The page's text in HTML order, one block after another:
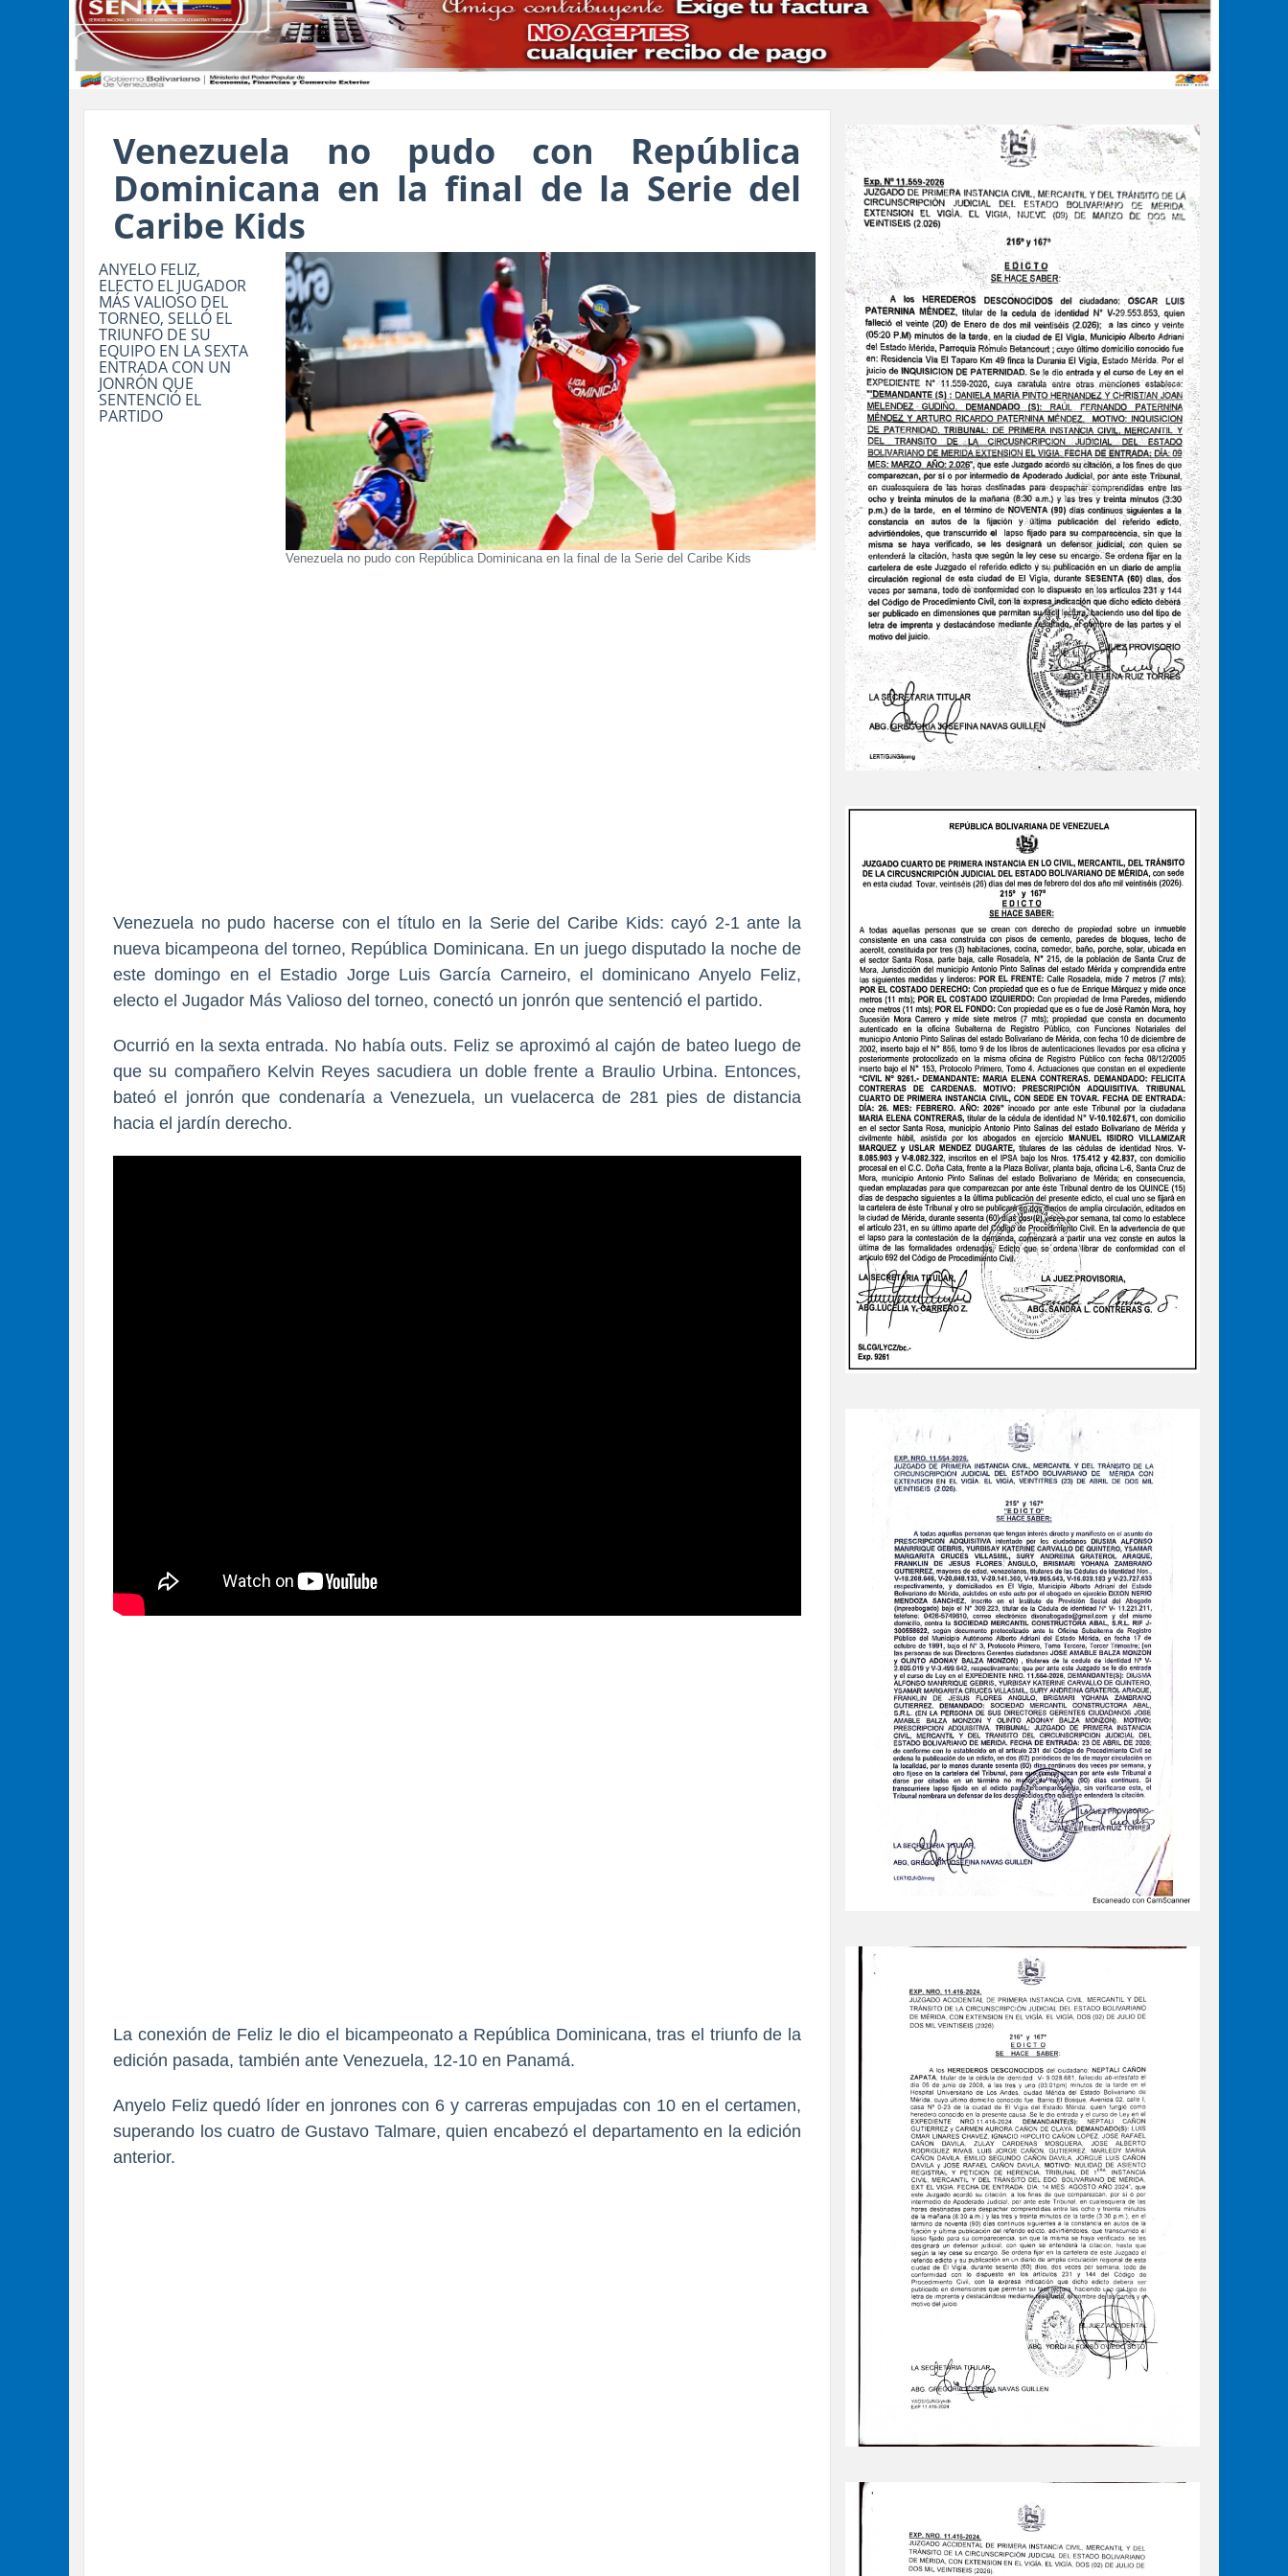
Venezuela no pudo con República
Dominicana en la final de la Serie del
Caribe Kids
Venezuela no pudo con República Dominicana en la final de la Serie del Caribe Kids
ANYELO FELIZ,
ELECTO EL JUGADOR
MÁS VALIOSO DEL
TORNEO, SELLÓ EL
TRIUNFO DE SU
EQUIPO EN LA SEXTA
ENTRADA CON UN
JONRÓN QUE
SENTENCIÓ EL
PARTIDO
Venezuela no pudo hacerse con el título en la Serie del Caribe Kids: cayó 2-1 ante la
nueva bicampeona del torneo, República Dominicana. En un juego disputado la noche de
este domingo en el Estadio Jorge Luis García Carneiro, el dominicano Anyelo Feliz,
electo el Jugador Más Valioso del torneo, conectó un jonrón que sentenció el partido.
Ocurrió en la sexta entrada. No había outs. Feliz se aproximó al cajón de bateo luego de
que su compañero Kelvin Reyes sacudiera un doble frente a Braulio Urbina. Entonces,
bateó el jonrón que condenaría a Venezuela, un vuelacerca de 281 pies de distancia
hacia el jardín derecho.
La conexión de Feliz le dio el bicampeonato a República Dominicana, tras el triunfo de la
edición pasada, también ante Venezuela, 12-10 en Panamá.
Anyelo Feliz quedó líder en jonrones con 6 y carreras empujadas con 10 en el certamen,
superando los cuatro de Gustavo Talmare, quien encabezó el departamento en la edición
anterior.